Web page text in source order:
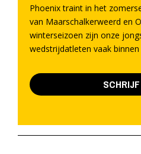
Phoenix traint in het
van Maarschalkerweerd en
winterseizoen zijn onze
wedstrijdatleten vaak